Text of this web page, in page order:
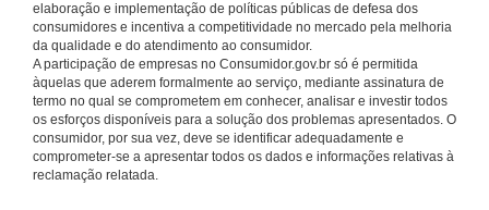
elaboração e implementação de políticas públicas de defesa dos
consumidores e incentiva a competitividade no mercado pela melhoria
da qualidade e do atendimento ao consumidor.
A participação de empresas no Consumidor.gov.br só é permitida
àquelas que aderem formalmente ao serviço, mediante assinatura de
termo no qual se comprometem em conhecer, analisar e investir todos
os esforços disponíveis para a solução dos problemas apresentados. O
consumidor, por sua vez, deve se identificar adequadamente e
comprometer-se a apresentar todos os dados e informações relativas à
reclamação relatada.